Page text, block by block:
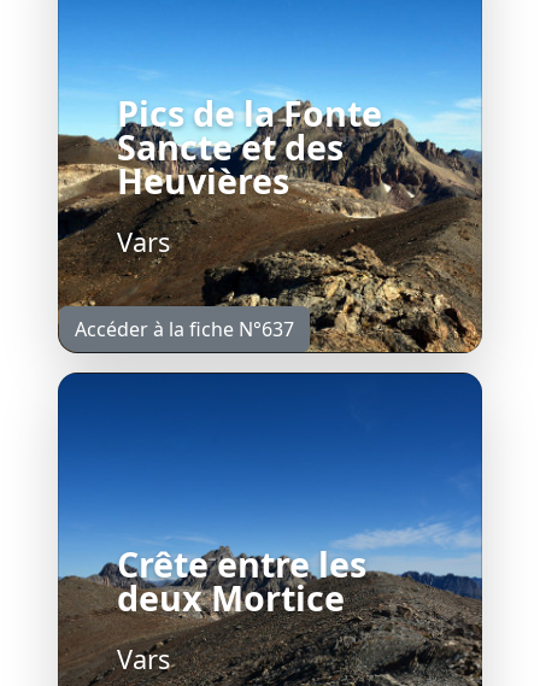
Pics de la Fonte
Sancte et des
Heuvières
Vars
Accéder à la fiche N°637
Crête entre les
deux Mortice
Vars